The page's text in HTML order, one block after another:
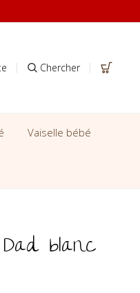
Chercher
Vaiselle bébé
blanc